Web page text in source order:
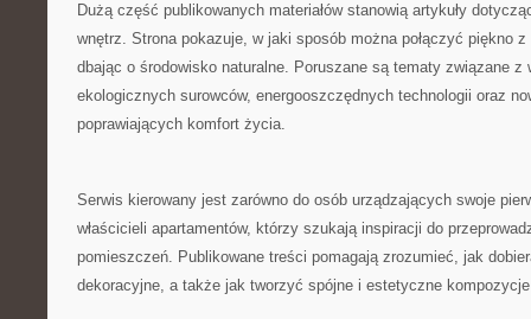
Dużą część publikowanych materiałów stanowią artykuły
wnętrz. Strona pokazuje, w jaki sposób można połączyć piękno
dbając o środowisko naturalne. Poruszane są tematy związane z
ekologicznych surowców, energooszczędnych technologii oraz
poprawiających komfort życia.
Serwis kierowany jest zarówno do osób urządzających swoje
właścicieli apartamentów, którzy szukają inspiracji do
pomieszczeń. Publikowane treści pomagają zrozumieć, jak
dekoracyjne, a także jak tworzyć spójne i estetyczne